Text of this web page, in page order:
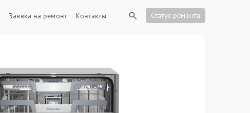
Заявка на ремонт Контакты Статус ремонта